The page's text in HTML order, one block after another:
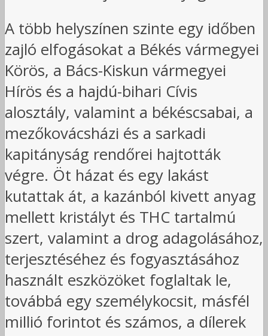
A több helyszínen szinte egy időben
zajló elfogásokat a Békés vármegyei
Körös, a Bács-Kiskun vármegyei
Hírös és a hajdú-bihari Cívis
alosztály, valamint a békéscsabai, a
mezőkovácsházi és a sarkadi
kapitányság rendőrei hajtották
végre. Öt házat és egy lakást
kutattak át, a kazánból kivett anyag
mellett kristályt és THC tartalmú
szert, valamint a drog adagolásához,
terjesztéséhez és fogyasztásához
használt eszközöket foglaltak le,
továbbá egy személykocsit, másfél
millió forintot és számos, a dílerek